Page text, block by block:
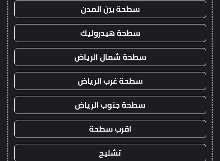
سطحة بين المدن
سطحة هيدروليك
سطحة شمال الرياض
سطحة غرب الرياض
سطحة جنوب الرياض
اقرب سطحة
تشليح